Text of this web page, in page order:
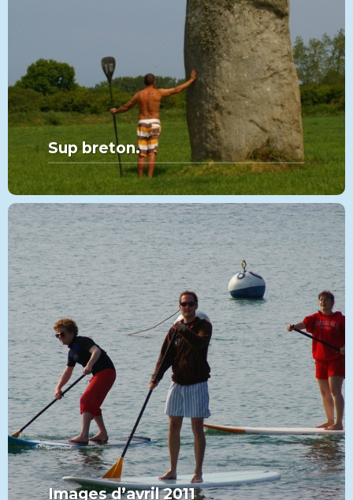
Sup breton.
MORE FROM THIS SET:
VIEW MORE CATÉGORIE PADDLE
Sup breton.
Images d’avril 2011
MORE FROM THIS SET:
Images d’avril 2011